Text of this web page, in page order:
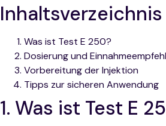
Inhaltsverzeichnis
Was ist Test E 250?
Dosierung und
Vorbereitung der Injektion
Tipps zur sicheren Anwendung
1. Was ist Test E